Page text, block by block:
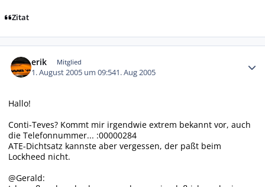
Zitat
erik Mitglied
1. August 2005 um 09:541. Aug 2005
Hallo!
Conti-Teves? Kommt mir irgendwie extrem bekannt vor, auch
die Telefonnummer... :00000284
ATE-Dichtsatz kannste aber vergessen, der paßt beim
Lockheed nicht.
@Gerald: